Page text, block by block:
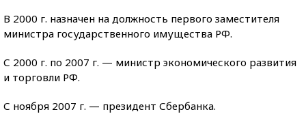
В 2000 г. назначен на должность первого заместителя
министра государственного имущества РФ.
С 2000 г. по 2007 г. — министр экономического развития
и торговли РФ.
С ноября 2007 г. — президент Сбербанка.